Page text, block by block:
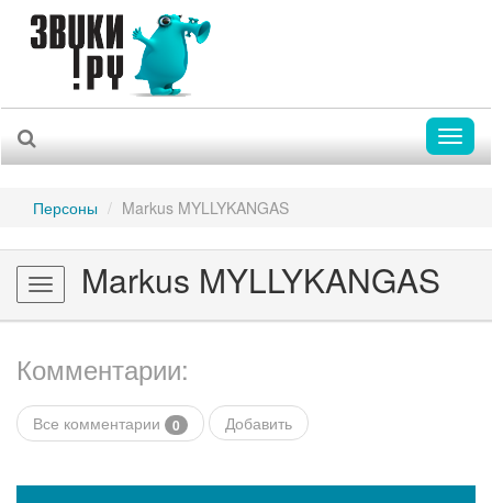
Персоны Markus MYLLYKANGAS
Toggle
navigation
Markus MYLLYKANGAS
Комментарии:
Все комментарии 0 Добавить